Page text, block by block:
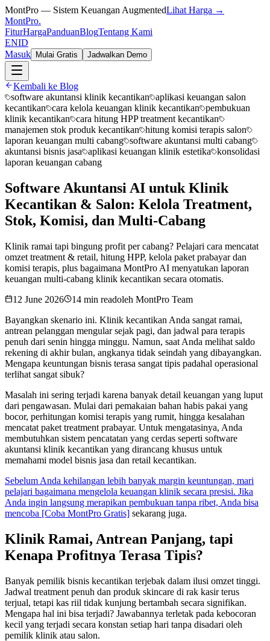
MontPro — Sistem Keuangan AugmentedLihat Harga →
MontPro.
FiturHargaPanduanBlogTentang Kami
ENID
Masuk
Mulai Gratis Jadwalkan Demo
Kembali ke Blog
software akuntansi klinik kecantikan
aplikasi keuangan salon
kecantikan
cara kelola keuangan klinik kecantikan
pembukuan
klinik kecantikan
cara hitung HPP treatment kecantikan
manajemen stok produk kecantikan
hitung komisi terapis salon
laporan keuangan multi cabang software akuntansi multi cabang
akuntansi bisnis jasa
aplikasi keuangan klinik estetika
konsolidasi
laporan keuangan cabang
Software Akuntansi AI untuk Klinik
Kecantikan & Salon: Kelola Treatment,
Stok, Komisi, dan Multi-Cabang
Klinik ramai tapi bingung profit per cabang? Pelajari cara mencatat
omzet treatment & retail, hitung HPP, kelola paket prabayar dan
komisi terapis, plus bagaimana MontPro AI menyatukan laporan
keuangan multi-cabang klinik kecantikan secara otomatis.
12 June 2026
14 min readoleh MontPro Team
Bayangkan skenario ini. Klinik kecantikan Anda sangat ramai,
antrean pelanggan mengular sejak pagi, dan jadwal para terapis
penuh dari senin hingga minggu. Namun, saat Anda melihat saldo
rekening di akhir bulan, angkanya tidak seindah yang dibayangkan.
Mengapa keuntungan bisnis terasa sangat tipis padahal operasional
terlihat sangat sibuk?
Masalah ini sering terjadi karena banyak detail keuangan yang luput
dari pengawasan. Mulai dari pemakaian bahan habis pakai yang
bocor, perhitungan komisi terapis yang rumit, hingga kesalahan
mencatat paket treatment prabayar. Untuk mengatasinya, Anda
membutuhkan sistem pencatatan yang cerdas seperti software
akuntansi klinik kecantikan yang dirancang khusus untuk
memahami model bisnis jasa dan retail kecantikan.
Sebelum Anda kehilangan lebih banyak margin keuntungan, mari
pelajari bagaimana mengelola keuangan klinik secara presisi. Jika
Anda ingin langsung merapikan pembukuan tanpa ribet, Anda bisa
mencoba [Coba MontPro Gratis] sekarang juga.
Klinik Ramai, Antrean Panjang, tapi
Kenapa Profitnya Terasa Tipis?
Banyak pemilik bisnis kecantikan terjebak dalam ilusi omzet tinggi.
Jadwal treatment penuh dan produk skincare di rak kasir terus
terjual, tetapi kas riil tidak kunjung bertambah secara signifikan.
Mengapa hal ini bisa terjadi? Jawabannya terletak pada kebocoran
kecil yang terjadi secara konstan setiap hari tanpa disadari oleh
pemilik klinik atau salon.